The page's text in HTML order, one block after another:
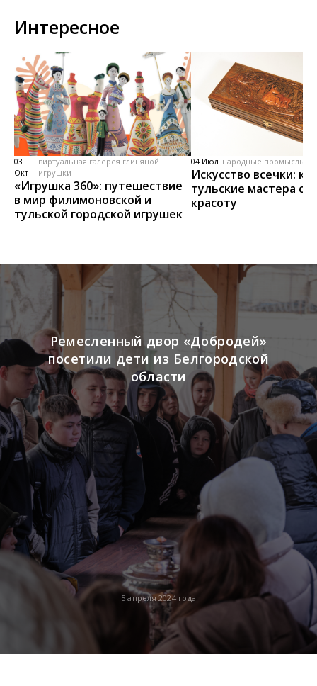
Интересное
03
Окт
виртуальная галерея глиняной
игрушки
«Игрушка 360»: путешествие
в мир филимоновской и
тульской городской игрушек
04 Июл народные промыслы,
Искусство всечки: как
тульские мастера
красоту
5 апреля 2024 года
Ремесленный двор «Добродей»
посетили дети из Белгородской
области